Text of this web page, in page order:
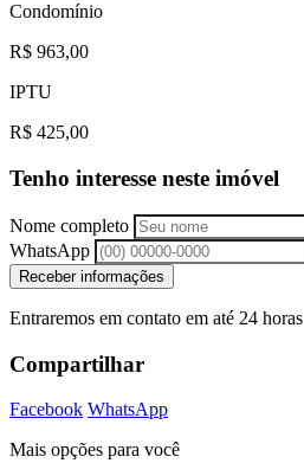
Condomínio
R$ 963,00
IPTU
R$ 425,00
Tenho interesse neste imóvel
Nome completo
WhatsApp
Receber informações
Entraremos em contato em até 24 horas
Compartilhar
Facebook WhatsApp
Mais opções para você